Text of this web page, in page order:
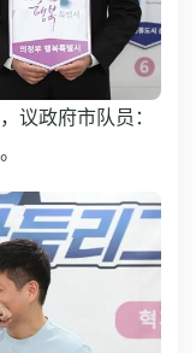
议政府市队员：